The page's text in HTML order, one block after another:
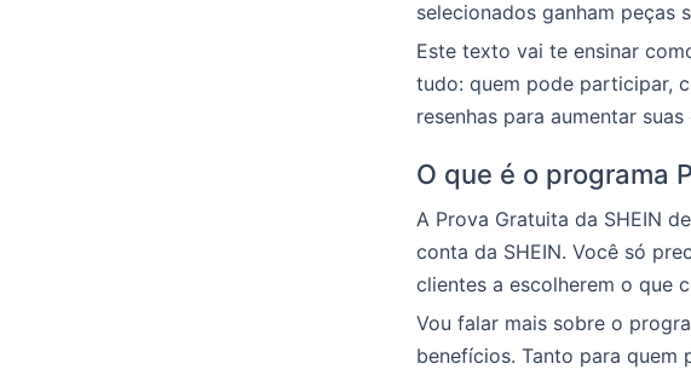
selecionados ganham peças
Este texto vai te ensinar
tudo: quem pode participar,
resenhas para aumentar
O que é o programa
A Prova Gratuita da SHEIN
conta da SHEIN. Você só
clientes a escolherem o que
Vou falar mais sobre o
benefícios. Tanto para quem